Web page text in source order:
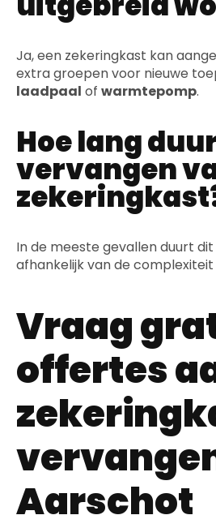
Ja, een zekeringkast kan
extra groepen voor nieuwe
laadpaal of warmtepomp.
Hoe lang
vervangen
In de meeste gevallen duurt
afhankelijk van de
Vraag
offertes
Aarschot